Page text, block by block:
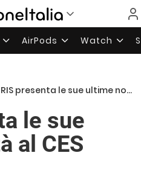
AirPods Watch
presenta le sue ultime novità al CES 2017
le sue
al CES